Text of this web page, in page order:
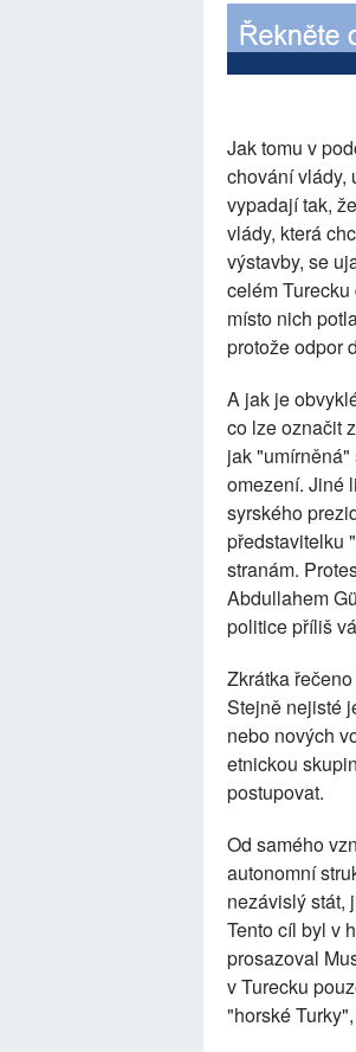
Jak tomu v
chování vlády,
vypadají tak,
vlády, která
výstavby, se
celém
místo nich
protože odpor
A jak je
co lze označit
jak
omezení. Jiné
syrského
představitelku
stranám.
Abdullahem
politice příliš
Zkrátka
Stejně nejisté
nebo nových
etnickou
postupovat.
Od samého
autonomní
nezávislý stát,
Tento cíl byl v
prosazoval
v Turecku
"horské